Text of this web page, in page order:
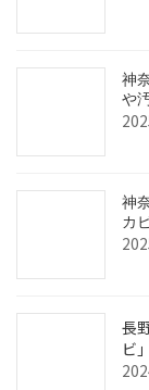
神
や
神
カ
長
ビ」